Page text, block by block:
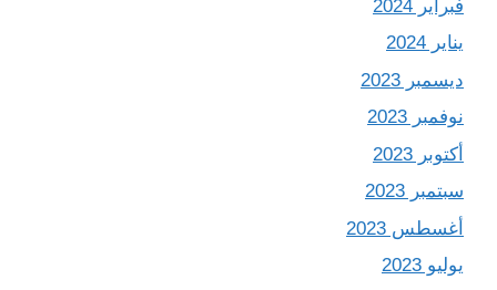
فبراير 2024
يناير 2024
ديسمبر 2023
نوفمبر 2023
أكتوبر 2023
سبتمبر 2023
أغسطس 2023
يوليو 2023